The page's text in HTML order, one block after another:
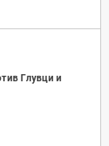
Глувци и